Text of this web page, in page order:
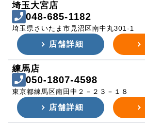
埼玉大宮店
048-685-1182
埼玉県さいたま市見沼区南中丸301-1
店舗詳細
練馬店
050-1807-4598
東京都練馬区南田中２－２３－１８
店舗詳細